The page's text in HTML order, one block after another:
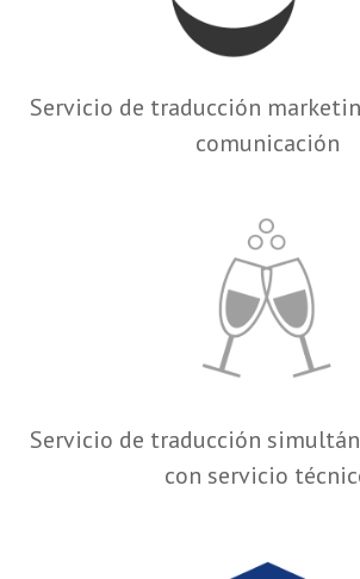
Servicio de traducción
comunicación
Servicio de traducción
con servicio